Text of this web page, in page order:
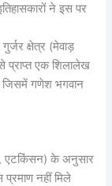
ने इस पर
क्षेत्र (मेवाड़
प्राप्त एक शिलालेख
जिसमें गणेश भगवान
एटकिंसन) के अनुसार
नहीं मिले